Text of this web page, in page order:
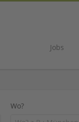
Jobs
Wo?